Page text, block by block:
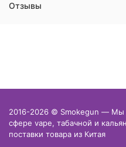
Отзывы
2016-2026 © Smokegun — Мы
сфере vape, табачной и
поставки товара из Китая